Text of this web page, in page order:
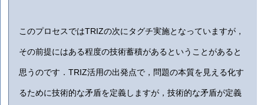
このプロセスではTRIZの次にタグチ実施となっていますが，
その前提にはある程度の技術蓄積があるということがあると
思うのです．TRIZ活用の出発点で，問題の本質を見える化す
るために技術的な矛盾を定義しますが，技術的な矛盾が定義